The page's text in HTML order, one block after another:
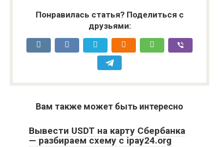
Понравилась статья? Поделиться с
друзьями:
Вам также может быть интересно
Вывести USDT на карту Сбербанка
— разбираем схему с ipay24.org